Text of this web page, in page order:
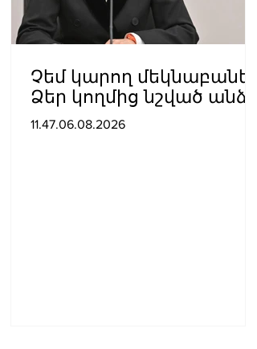
Չեմ կարող մեկնաբանել
Ձեր կողմից նշված անձի
խոսքը, բայց մենք ասել
11.47.06.08.2026